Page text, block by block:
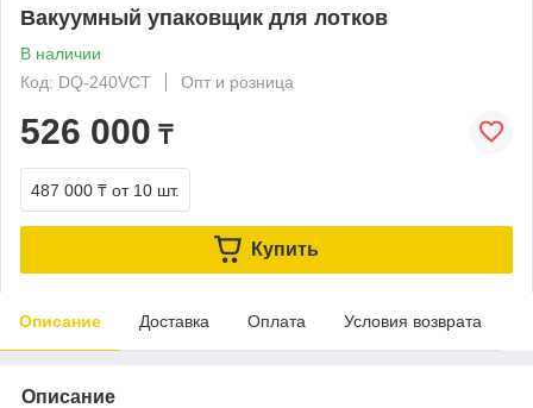
Вакуумный упаковщик для лотков
В наличии
Код: DQ-240VCT
Опт и розница
526 000 ₸
487 000 ₸ от 10 шт.
Купить
Описание Доставка Оплата Условия возврата
Описание